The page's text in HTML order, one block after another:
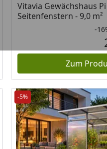
Preis
Vitavia Gewächshaus
Seitenfenstern - 9,0 m²
-
Zum
-5%